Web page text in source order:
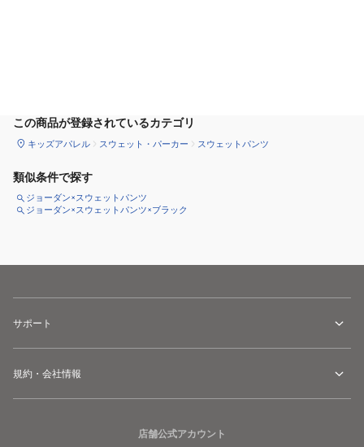
この商品が登録されているカテゴリ
キッズアパレル スウェット・パーカー スウェットパンツ
類似条件で探す
ジョーダン×スウェットパンツ
ジョーダン×スウェットパンツ×ブラック
サポート
規約・会社情報
店舗公式アカウント